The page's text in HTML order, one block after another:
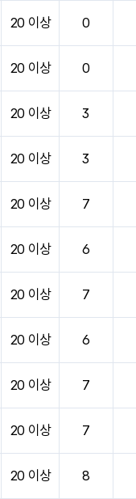
20 이상 0
20 이상 0
20 이상 3
20 이상 3
20 이상 7
20 이상 6
20 이상 7
20 이상 6
20 이상 7
20 이상 7
20 이상 8